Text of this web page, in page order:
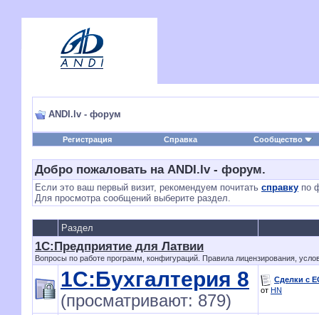
ANDI.lv - форум
Регистрация Справка Сообщество
Добро пожаловать на ANDI.lv - форум.
Если это ваш первый визит, рекомендуем почитать справку по
Для просмотра сообщений выберите раздел.
Раздел
1С:Предприятие для Латвии
Вопросы по работе программ, конфигураций. Правила лицензирования,
1С:Бухгалтерия 8
(просматривают: 879)
Сделки с
от HN